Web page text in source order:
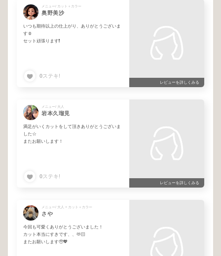
メニュー/ カット＋カラー
奥野美沙
いつも期待以上の仕上がり、ありがとうございま
す☺️
セット頑張ります❗️
0ステキ!
レビューを詳しくみる
メニュー/ 大人
岩本久瑠見
満足がいくカットをして頂きありがとうございま
した☆
またお願いします！
0ステキ!
レビューを詳しくみる
メニュー/ 大人 + カット＋カラー
さや
今回も可愛くありがとうございました！
カット本当にすきです、、🫶🏻
またお願いします🥹💖